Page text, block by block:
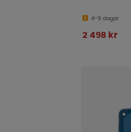
4-9 dagar
2 498 kr